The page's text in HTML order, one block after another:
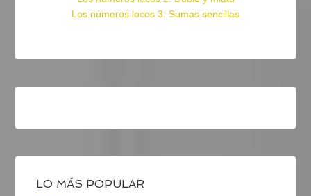
Los números locos 3: Sumas sencillas
LO MÁS POPULAR